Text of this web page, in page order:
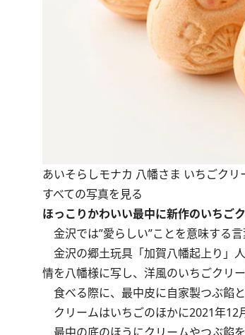
あいそらしモナカ 八幡さま いちごク
すべての写真を見る
ほっこりかわいい最中に新作のいちご
金沢では”愛らしい”ことを意味する言
金沢の郷土玩具「加賀八幡起上り」
情を八幡様に写し、洋風のいちごクリ
食べる際に、最中皮に自家製つぶ餡
クリームはいちごのほかに2021年12